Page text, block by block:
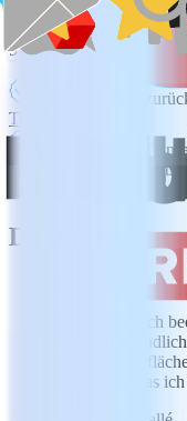
5 GB MobiDrive-
30-tägige Geld-
Trustpilot
100 % sichere
Don't see a plan that fits
Pläne und Preise anzeigen
Das sagen
Ich bin wirklich
Ich bin wirklich
genau das, was